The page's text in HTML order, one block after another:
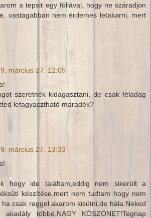
a tepsit egy fóliával, hogy ne száradjon
vastagabban nem érdemes letakarni, mert
március 27. 12:05
szeretnék kidagasztani, de csak féladag
lefagyasztható maradék?
március 27. 13:33
hogy ide találtam,eddig nem sikerült a
készítése,mert nem tudtam hogy nem
ha csak reggel akarom kisütni,de hála Neked
többé.NAGY KÖSZÖNET!Tegnap